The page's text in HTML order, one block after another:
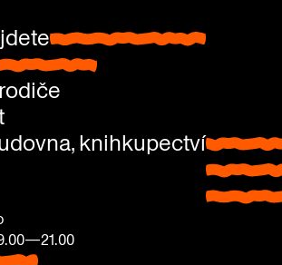
kde nás najdete
knihkupectví